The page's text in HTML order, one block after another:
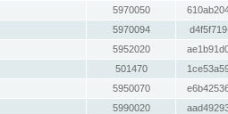
5970050
5970094
5952020
501470
5950070
5990020